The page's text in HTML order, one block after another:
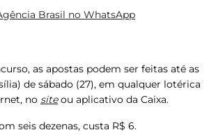
Brasil no WhatsApp
as apostas podem ser feitas até as
de sábado (27), em qualquer lotérica
no siteou aplicativo da Caixa.
seis dezenas, custa R$ 6.